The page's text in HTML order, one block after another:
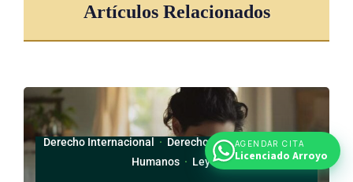
Artículos Relacionados
Derecho Internacional · Derecho Laboral·Derechos
Humanos· Leyes
AGENDAR CITA
Licenciado Arroyo